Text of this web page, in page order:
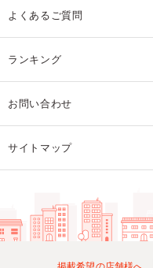
よくあるご質問
ランキング
お問い合わせ
サイトマップ